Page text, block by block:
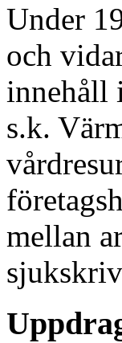
Under
och
innehåll
s.k.
mellan